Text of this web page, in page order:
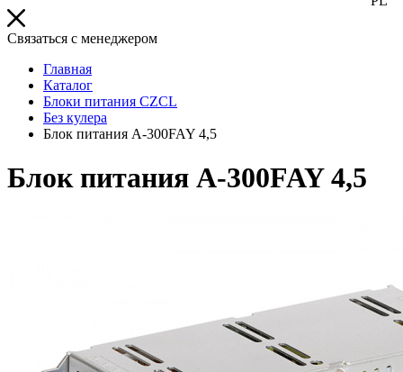
Связаться с менеджером
Главная
Каталог
Блоки питания CZCL
Без кулера
Блок питания A-300FAY 4,5
Блок питания A-300FAY 4,5